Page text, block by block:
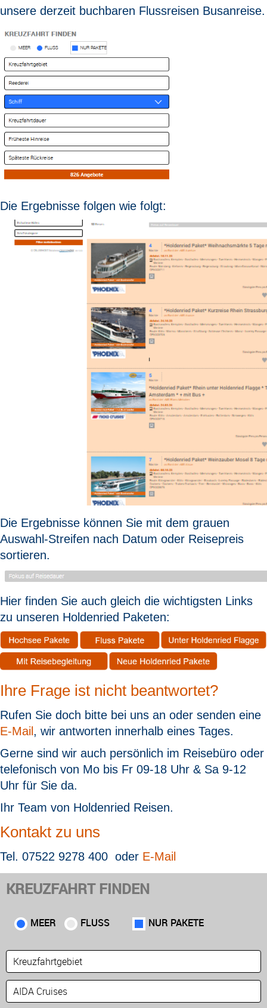
unsere derzeit buchbaren Flussreisen Busanreise.
Die Ergebnisse folgen wie folgt:
Die Ergebnisse können Sie mit dem grauen
Auswahl-Streifen nach Datum oder Reisepreis
sortieren.
Hier finden Sie auch gleich die wichtigsten Links
zu unseren Holdenried Paketen:
Ihre Frage ist nicht beantwortet?
Rufen Sie doch bitte bei uns an oder senden eine
E-Mail, wir antworten innerhalb eines Tages.
Gerne sind wir auch persönlich im Reisebüro oder
telefonisch von Mo bis Fr 09-18 Uhr & Sa 9-12
Uhr für Sie da.
Ihr Team von Holdenried Reisen.
Kontakt zu uns
Tel. 07522 9278 400 oder E-Mail
KREUZFAHRT FINDEN
MEER FLUSS NUR PAKETE